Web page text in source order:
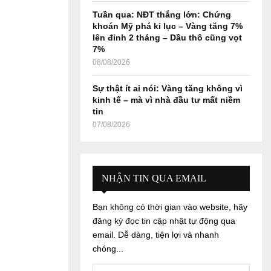
Tuần qua: NĐT thắng lớn: Chứng
khoán Mỹ phá kỉ lục – Vàng tăng 7%
lên đỉnh 2 tháng – Dầu thô cũng vọt
7%
08/08/2026
Sự thật ít ai nói: Vàng tăng không vì
kinh tế – mà vì nhà đầu tư mất niềm
tin
07/08/2026
NHẬN TIN QUA EMAIL
Bạn không có thời gian vào website, hãy
đăng ký đọc tin cập nhật tự động qua
email. Dễ dàng, tiện lợi và nhanh
chóng...